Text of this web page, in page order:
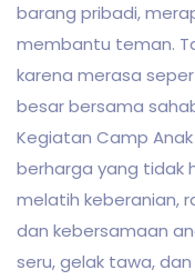
barang pribadi,
membantu teman.
karena merasa
besar bersama
Kegiatan Camp
berharga yang tidak
melatih keberanian,
dan kebersamaan
seru, gelak tawa,